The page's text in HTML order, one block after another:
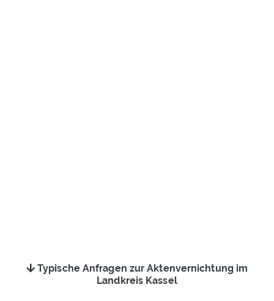
Typische Anfragen zur Aktenvernichtung im
Landkreis Kassel